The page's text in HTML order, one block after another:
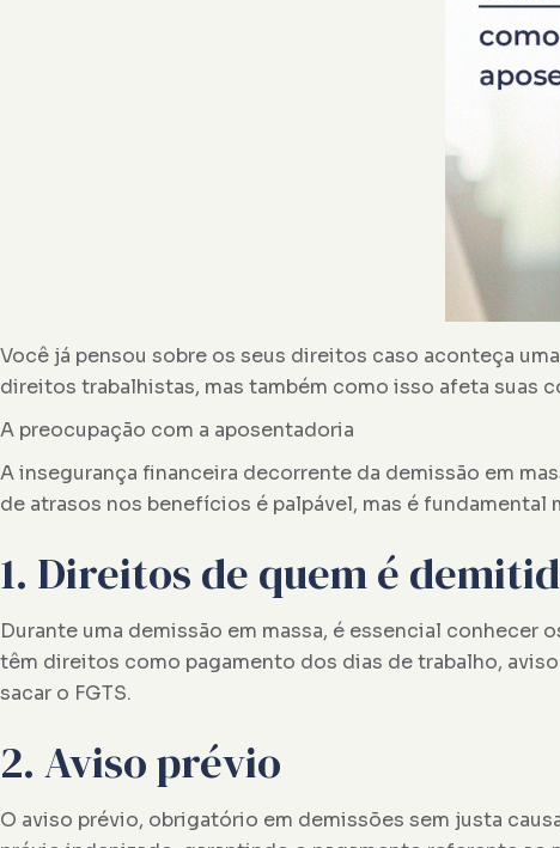
Você já pensou sobre os seus direitos caso aconteça
direitos trabalhistas, mas também como isso afeta suas
A preocupação com a aposentadoria
A insegurança financeira decorrente da demissão em
de atrasos nos benefícios é palpável, mas é fundamental
1. Direitos de quem é
Durante uma demissão em massa, é essencial
têm direitos como pagamento dos dias de trabalho,
sacar o FGTS.
2. Aviso prévio
O aviso prévio, obrigatório em demissões sem justa